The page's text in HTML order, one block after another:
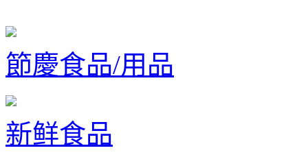
節慶食品/用品
新鲜食品